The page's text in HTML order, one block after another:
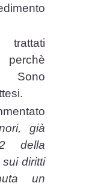
Sono
già
della
diritti
un